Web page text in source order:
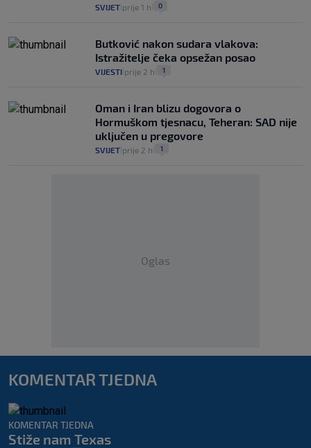
SVIJET prije 1 h 0
Butković nakon sudara vlakova:
Istražitelje čeka opsežan posao
VIJESTI prije 2 h 1
Oman i Iran blizu dogovora o
Hormuškom tjesnacu, Teheran: SAD nije
uključen u pregovore
SVIJET prije 2 h 1
Oglas
KOMENTAR TJEDNA
KOMENTAR TJEDNA
Stiže nam Texas